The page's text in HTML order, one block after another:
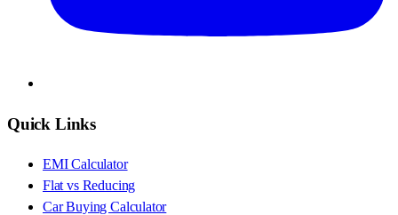
Quick Links
EMI Calculator
Flat vs Reducing
Car Buying Calculator